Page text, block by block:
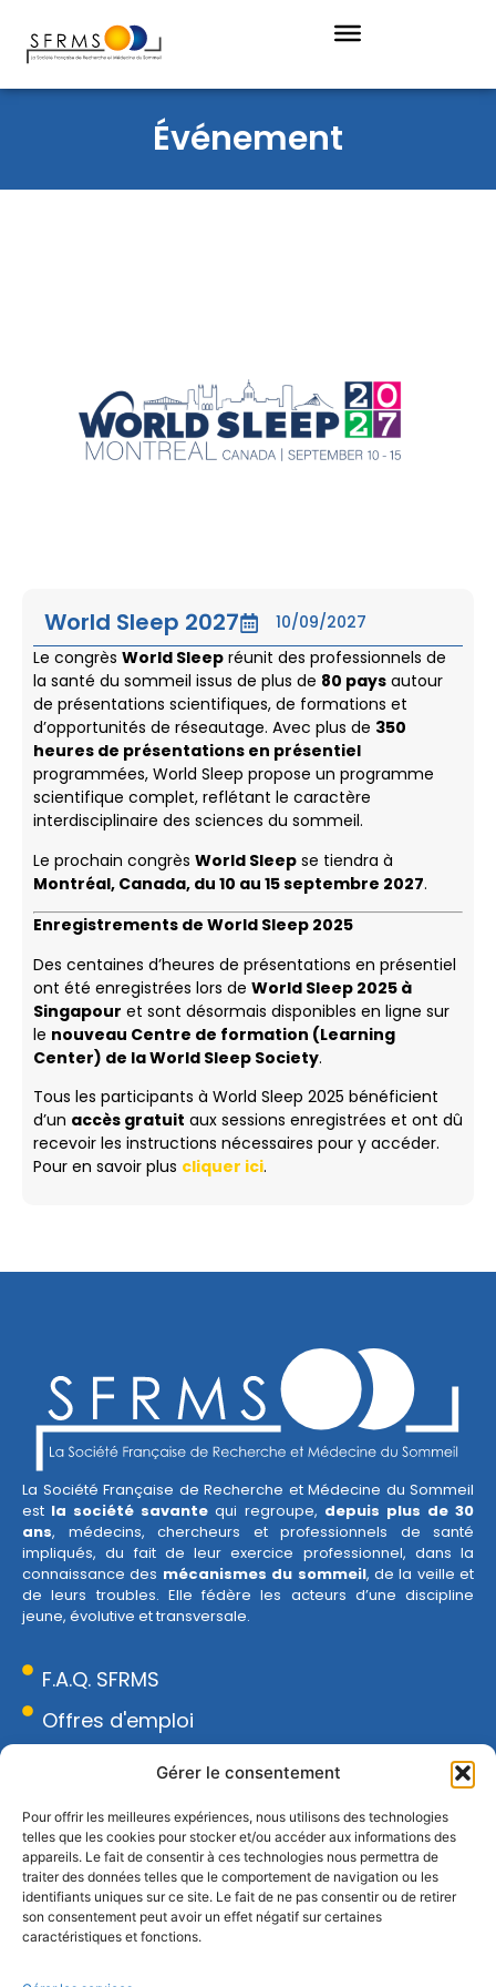
Gérer le consentement
Pour offrir les meilleures expériences, nous utilisons des technologies
telles que les cookies pour stocker et/ou accéder aux informations des
appareils. Le fait de consentir à ces technologies nous permettra de
traiter des données telles que le comportement de navigation ou les
identifiants uniques sur ce site. Le fait de ne pas consentir ou de retirer
son consentement peut avoir un effet négatif sur certaines
caractéristiques et fonctions.
Événement
World Sleep 2027
10/09/2027
Le congrès World Sleep réunit des professionnels de
la santé du sommeil issus de plus de 80 pays autour
de présentations scientifiques, de formations et
d’opportunités de réseautage. Avec plus de 350
heures de présentations en présentiel
programmées, World Sleep propose un programme
scientifique complet, reflétant le caractère
interdisciplinaire des sciences du sommeil.
Le prochain congrès World Sleep se tiendra à
Montréal, Canada, du 10 au 15 septembre 2027.
Enregistrements de World Sleep 2025
Des centaines d’heures de présentations en présentiel
ont été enregistrées lors de World Sleep 2025 à
Singapour et sont désormais disponibles en ligne sur
le nouveau Centre de formation (Learning
Center) de la World Sleep Society.
Tous les participants à World Sleep 2025 bénéficient
d’un accès gratuit aux sessions enregistrées et ont dû
recevoir les instructions nécessaires pour y accéder.
Pour en savoir plus cliquer ici.
La Société Française de Recherche et Médecine du Sommeil
est la société savante qui regroupe, depuis plus de 30
ans, médecins, chercheurs et professionnels de santé
impliqués, du fait de leur exercice professionnel, dans la
connaissance des mécanismes du sommeil, de la veille et
de leurs troubles. Elle fédère les acteurs d’une discipline
jeune, évolutive et transversale.
F.A.Q. SFRMS
Offres d'emploi
Espace presse
CONTACT
18 rue Armand Moisant, 75015 Paris
01 43 20 67 96
contact@sfrms.org